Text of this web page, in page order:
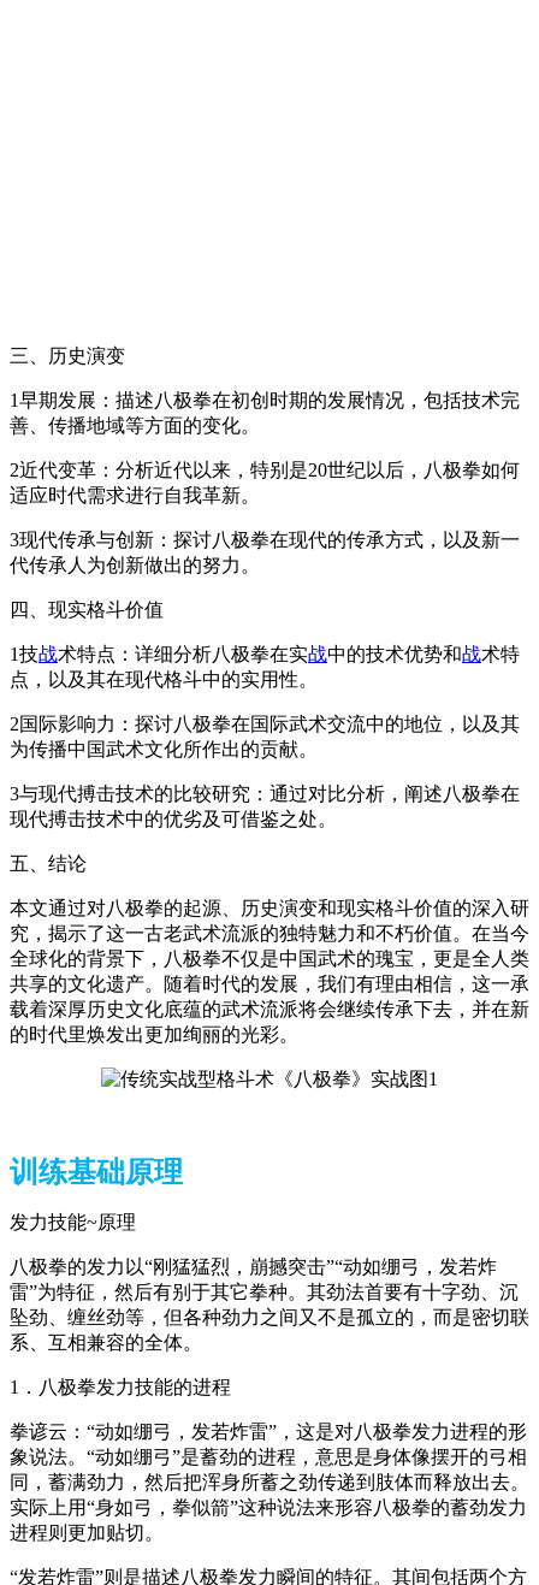
三、历史演变
1早期发展：描述八极拳在初创时期的发展情况，包括技术完
善、传播地域等方面的变化。
2近代变革：分析近代以来，特别是20世纪以后，八极拳如何
适应时代需求进行自我革新。
3现代传承与创新：探讨八极拳在现代的传承方式，以及新一
代传承人为创新做出的努力。
四、现实格斗价值
1技战术特点：详细分析八极拳在实战中的技术优势和战术特
点，以及其在现代格斗中的实用性。
2国际影响力：探讨八极拳在国际武术交流中的地位，以及其
为传播中国武术文化所作出的贡献。
3与现代搏击技术的比较研究：通过对比分析，阐述八极拳在
现代搏击技术中的优劣及可借鉴之处。
五、结论
本文通过对八极拳的起源、历史演变和现实格斗价值的深入研
究，揭示了这一古老武术流派的独特魅力和不朽价值。在当今
全球化的背景下，八极拳不仅是中国武术的瑰宝，更是全人类
共享的文化遗产。随着时代的发展，我们有理由相信，这一承
载着深厚历史文化底蕴的武术流派将会继续传承下去，并在新
的时代里焕发出更加绚丽的光彩。
训练基础原理
发力技能~原理
八极拳的发力以“刚猛猛烈，崩撼突击”“动如绷弓，发若炸
雷”为特征，然后有别于其它拳种。其劲法首要有十字劲、沉
坠劲、缠丝劲等，但各种劲力之间又不是孤立的，而是密切联
系、互相兼容的全体。
1．八极拳发力技能的进程
拳谚云：“动如绷弓，发若炸雷”，这是对八极拳发力进程的形
象说法。“动如绷弓”是蓄劲的进程，意思是身体像摆开的弓相
同，蓄满劲力，然后把浑身所蓄之劲传递到肢体而释放出去。
实际上用“身如弓，拳似箭”这种说法来形容八极拳的蓄劲发力
进程则更加贴切。
“发若炸雷”则是描述八极拳发力瞬间的特征。其间包括两个方